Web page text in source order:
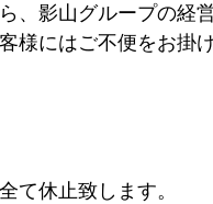
、影山グループの経
様にはご不便をお掛
て休止致します。